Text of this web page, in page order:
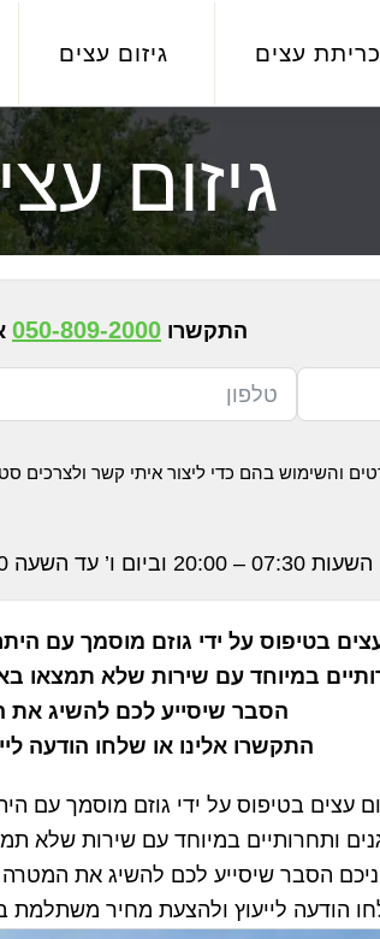
כריתת עצים גיזום עצים
גיזום
התקשרו 050-809-2000
והשימוש בהם כדי ליצור איתי קשר ולצרכים
עד השעה 15:00
עצים בטיפוס על ידי גוזם מוסמך עם
במיוחד עם שירות שלא תמצאו
הסבר שיסייע לכם להשיג את
התקשרו אלינו או שלחו הודעה
עצים בטיפוס על ידי גוזם מוסמך עם
ותחרותיים במיוחד עם שירות שלא
הסבר שיסייע לכם להשיג את המטרה
הודעה לייעוץ ולהצעת מחיר משתלמת